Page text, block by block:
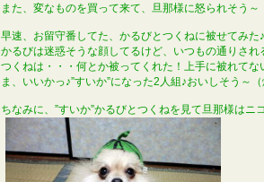
また、変なものを買って来て、旦那様に怒られそう～
早速、お留守番してた、かるびとつくねに被せてみた♪
かるびは迷惑そうな顔してるけど、いつもの通りされ
つくねは・・・何とか被ってくれた！上手に被れてな
ま、いいかっ♪”すいか”になった2人組♪おいしそう～
ちなみに、”すいか”かるびとつくねを見て旦那様は